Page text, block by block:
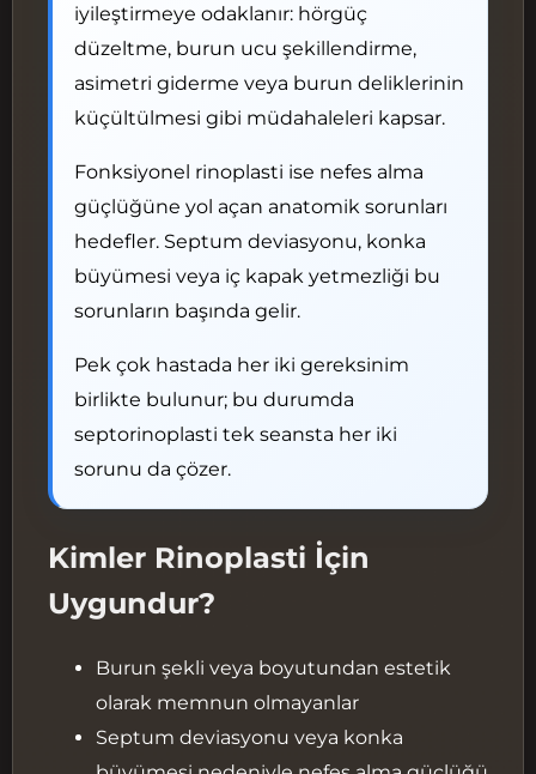
1. Ayda Burun Nasıl Görünür?
6. Ay: Belirgin Sonuç
12-18. Ay: Nihai Form
Burun Estetiği Öncesi ve Sonrası
Ameliyat Sonrası Dikkat Edilmesi
Gerekenler
Rinoplastinin Riskleri ve
Komplikasyonları
Burun Estetiğinin Avantajları
Fonksiyonel Avantajlar
Psikolojik ve Sosyal Avantajlar
Ankara'da Burun Estetiği Fiyatları
— Nelere Göre Değişir?
Revizyon Süreci
Burun Estetiği (Rinoplasti)
Hakkında Sıkça Sorulan Sorular
iyileştirmeye odaklanır: hörgüç
düzeltme, burun ucu şekillendirme,
asimetri giderme veya burun deliklerinin
küçültülmesi gibi müdahaleleri kapsar.
Fonksiyonel rinoplasti ise nefes alma
güçlüğüne yol açan anatomik sorunları
hedefler. Septum deviasyonu, konka
büyümesi veya iç kapak yetmezliği bu
sorunların başında gelir.
Pek çok hastada her iki gereksinim
birlikte bulunur; bu durumda
septorinoplasti tek seansta her iki
sorunu da çözer.
Kimler Rinoplasti İçin
Uygundur?
Burun şekli veya boyutundan estetik
olarak memnun olmayanlar
Septum deviasyonu veya konka